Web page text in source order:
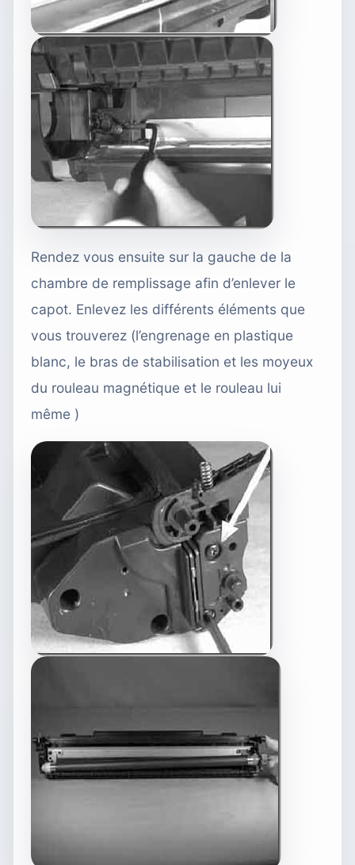
Rendez vous ensuite sur la gauche de la
chambre de remplissage afin d’enlever le
capot. Enlevez les différents éléments que
vous trouverez (l’engrenage en plastique
blanc, le bras de stabilisation et les moyeux
du rouleau magnétique et le rouleau lui
même )